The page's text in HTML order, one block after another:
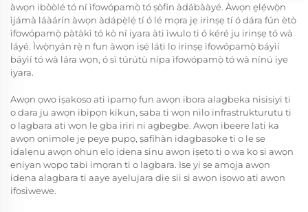
àwọn ibòòlé tó ní ìfowópamọ̀ tó ṣòfin àdábààyé. Àwọn e̱lẹ́wọ̀n
ìjámà láàárín àwọn àdápẹ̀lẹ́ tí ó lé mọra jẹ irinṣẹ tí ó dára fún ètò
ìfowópamọ̀ pàtàkì tó kò ní iyara àti ìwulo ti ó kéré ju irinṣẹ tó wà
láyé. Ìwọ̀nyán rẹ̀ n fun àwọn iṣẹ́ láti lo irinṣẹ ìfowópamọ̀ báyìí
báyìí tó wà lára wọn, ó sì túrútù nípa ìfowópamọ̀ tó wà nínú iye
iyara.
Awọn ọwo iṣakoso ati ipamọ fun awọn ibora alagbeka nisisiyi ti
o dara ju awọn ibipọn kikun, saba ti wọn nilo infrastrukturutu ti
o lagbara ati wọn le gba iriri ni agbegbe. Awọn ibeere lati ka
awọn onimole jẹ peye pupọ, ṣafihàn idagbasoke ti o le se
idalẹnu awọn ohun elo idena sinu awọn iṣeto ti o wa ko si awọn
eniyan wọpọ tabi imọran ti o lagbara. Ise yi ṣe amọja awọn
idena alagbara ti aaye ayelujara diẹ sii si awọn iṣowo ati awọn
ifosiwewe.